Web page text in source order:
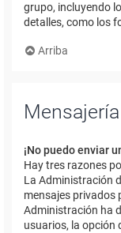
grupo, incluyendo
detalles, como los
Arriba
¡No puedo enviar
Hay tres razones
La Administración
mensajes privados
Administración ha
usuarios, la opción